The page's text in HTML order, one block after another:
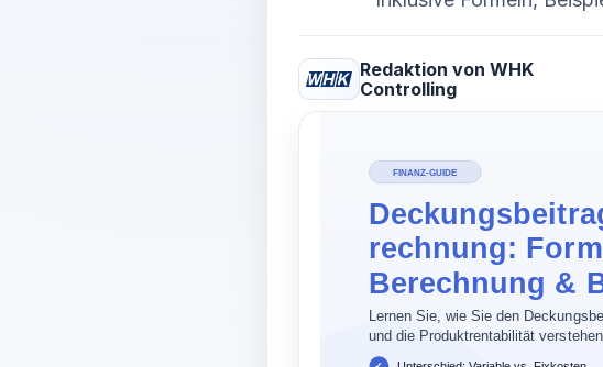
Redaktion von WHK
Controlling